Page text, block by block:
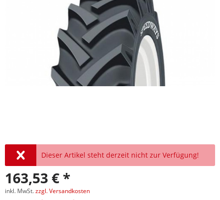
Dieser Artikel steht derzeit nicht zur Verfügung!
163,53 € *
inkl. MwSt.zzgl. Versandkosten